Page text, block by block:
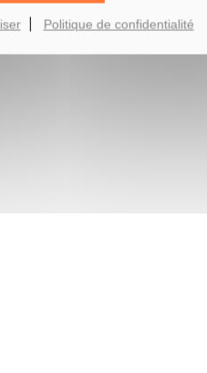
Politique de confidentialité